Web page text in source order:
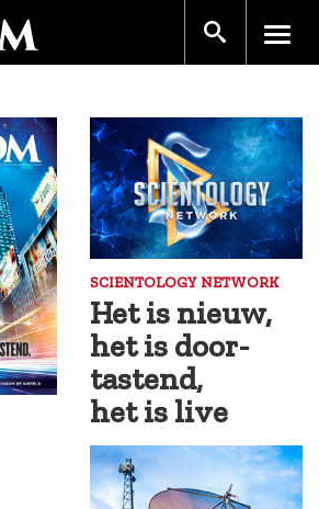
SCIENTOLOGY NETWORK
Het is nieuw,
het is door­
tastend,
het is live